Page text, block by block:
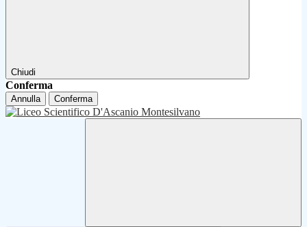
Chiudi
Conferma
Annulla Conferma